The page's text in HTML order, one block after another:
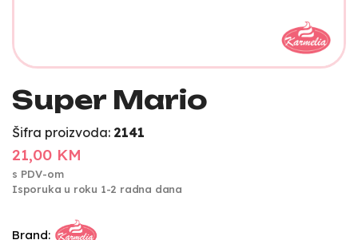
Super Mario
Šifra proizvoda: 2141
21,00 KM
s PDV-om
Isporuka u roku 1-2 radna dana
Brand: